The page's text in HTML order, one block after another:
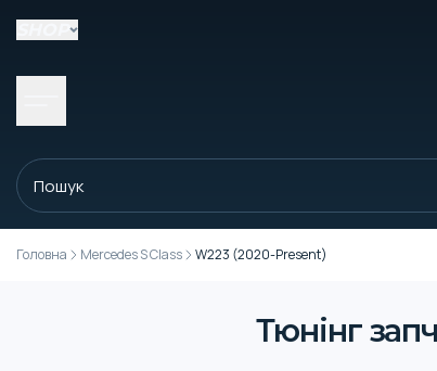
Головна Mercedes S Class W223 (2020-Present)
Тюнінг